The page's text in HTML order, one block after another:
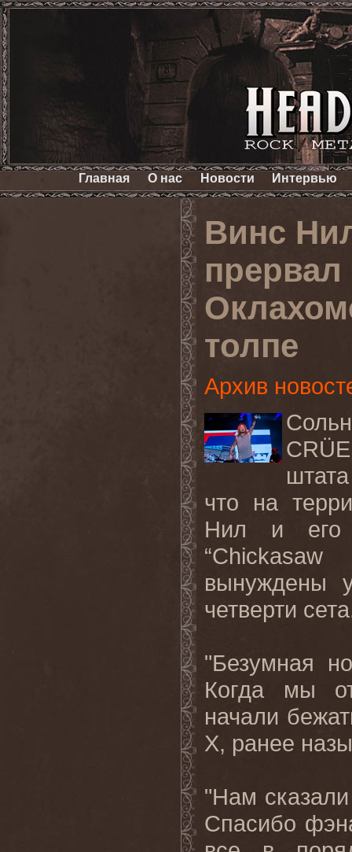
Главная О нас Новости Интервью
Винс
толпе
Архив
что на
Нил и его
вынуждены
четверти
"Безумная
Когда мы
начали
X, ранее
"Нам
Спасибо